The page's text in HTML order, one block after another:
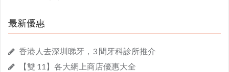
最新優惠
香港人去深圳睇牙，3 間牙科診所推介
【雙 11】各大網上商店優惠大全